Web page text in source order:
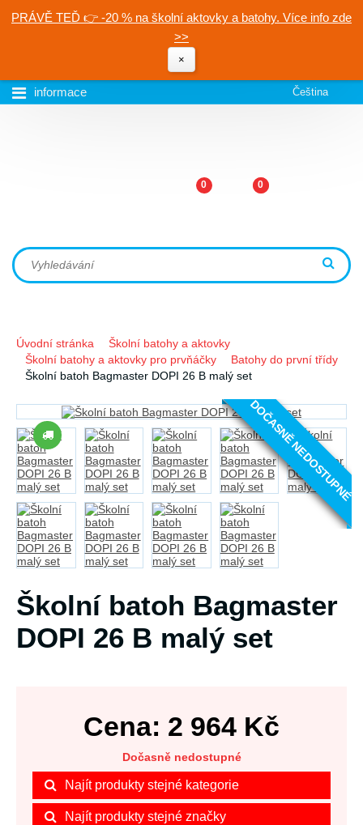
PRÁVĚ TEĎ 👉 -20 % na školní aktovky a batohy. Více info zde
>>
×
informace Čeština
0 0
Úvodní stránka
Školní batohy a aktovky
Školní batohy a aktovky pro prvňáčky
Batohy do první třídy
Školní batoh Bagmaster DOPI 26 B malý set
DOČASNĚ NEDOSTUPNÉ
Školní batoh Bagmaster
DOPI 26 B malý set
Cena: 2 964 Kč
Dočasně nedostupné
Najít produkty stejné kategorie
Najít produkty stejné značky